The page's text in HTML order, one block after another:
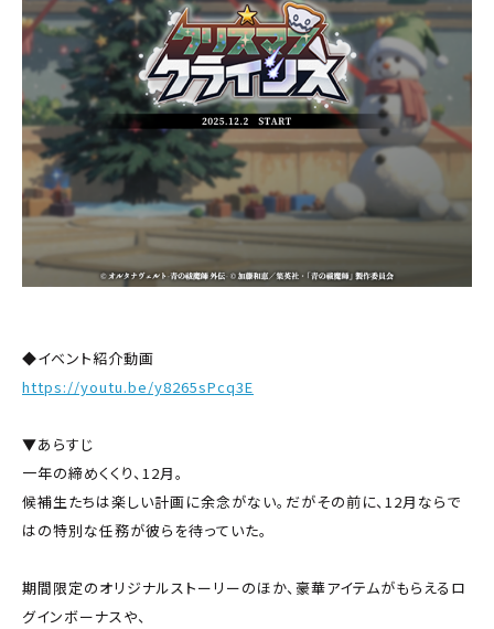
◆イベント紹介動画
https://youtu.be/y8265sPcq3E
▼あらすじ
一年の締めくくり、12月。
候補生たちは楽しい計画に余念がない。だがその前に、12月ならで
はの特別な任務が彼らを待っていた。
期間限定のオリジナルストーリーのほか、豪華アイテムがもらえるロ
グインボーナスや、